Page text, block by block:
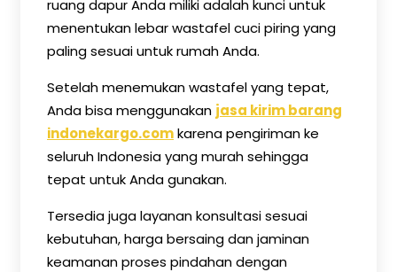
ruang dapur Anda miliki adalah kunci untuk
menentukan lebar wastafel cuci piring yang
paling sesuai untuk rumah Anda.
Setelah menemukan wastafel yang tepat,
Anda bisa menggunakan jasa kirim barang
indonekargo.comkarena pengiriman ke
seluruh Indonesia yang murah sehingga
tepat untuk Anda gunakan.
Tersedia juga layanan konsultasi sesuai
kebutuhan, harga bersaing dan jaminan
keamanan proses pindahan dengan